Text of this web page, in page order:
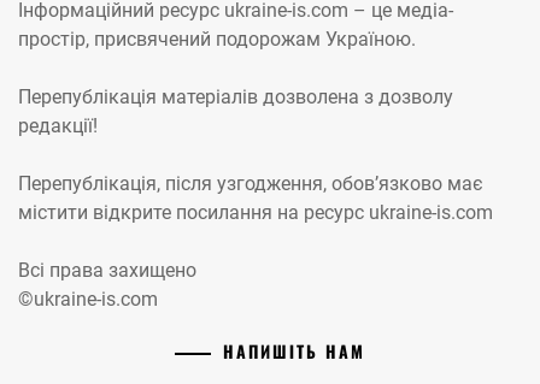
Інформаційний ресурс ukraine-is.com – це медіа-
простір, присвячений подорожам Україною.
Перепублікація матеріалів дозволена з дозволу
редакції!
Перепублікація, після узгодження, обов’язково має
містити відкрите посилання на ресурс ukraine-is.com
Всі права захищено
©ukraine-is.com
НАПИШІТЬ НАМ